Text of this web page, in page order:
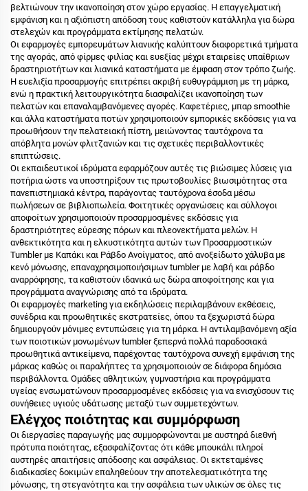
βελτιώνουν την ικανοποίηση στον χώρο εργασίας. Η επαγγελματική
εμφάνιση και η αξιόπιστη απόδοση τους καθιστούν κατάλληλα για δώρα
στελεχών και προγράμματα εκτίμησης πελατών.
Οι εφαρμογές εμπορευμάτων λιανικής καλύπτουν διαφορετικά τμήματα
της αγοράς, από φίρμες φιλίας και ευεξίας μέχρι εταιρείες υπαίθριων
δραστηριοτήτων και λιανικά καταστήματα με έμφαση στον τρόπο ζωής.
Η ευελιξία προσαρμογής επιτρέπει ακριβή ευθυγράμμιση με τη μάρκα,
ενώ η πρακτική λειτουργικότητα διασφαλίζει ικανοποίηση των
πελατών και επαναλαμβανόμενες αγορές. Καφετέριες, μπαρ smoothie
και άλλα καταστήματα ποτών χρησιμοποιούν εμπορικές εκδόσεις για να
προωθήσουν την πελατειακή πίστη, μειώνοντας ταυτόχρονα τα
απόβλητα μονών φλιτζανιών και τις σχετικές περιβαλλοντικές
επιπτώσεις.
Οι εκπαιδευτικοί ιδρύματα εφαρμόζουν αυτές τις βιώσιμες λύσεις για
ποτήρια ώστε να υποστηρίξουν τις πρωτοβουλίες βιωσιμότητας στα
πανεπιστημιακά κέντρα, παράγοντας ταυτόχρονα έσοδα μέσω
πωλήσεων σε βιβλιοπωλεία. Φοιτητικές οργανώσεις και σύλλογοι
αποφοίτων χρησιμοποιούν προσαρμοσμένες εκδόσεις για
δραστηριότητες εύρεσης πόρων και πλεονεκτήματα μελών. Η
ανθεκτικότητα και η ελκυστικότητα αυτών των Προσαρμοστικών
Tumbler με Καπάκι και Ράβδο Ανοίγματος, από ανοξείδωτο χάλυβα με
κενό μόνωσης, επαναχρησιμοποιήσιμων tumbler με λαβή και ράβδο
αναρρόφησης, τα καθιστούν ιδανικά ως δώρα αποφοίτησης και για
προγράμματα αναγνώρισης από τα ιδρύματα.
Οι εφαρμογές marketing για εκδηλώσεις περιλαμβάνουν εκθέσεις,
συνέδρια και προωθητικές εκστρατείες, όπου τα ξεχωριστά δώρα
δημιουργούν μόνιμες εντυπώσεις για τη μάρκα. Η αντιλαμβανόμενη αξία
των ποιοτικών μονωμένων tumbler ξεπερνά πολλά παραδοσιακά
προωθητικά αντικείμενα, παρέχοντας ταυτόχρονα συνεχή εμφάνιση της
μάρκας καθώς οι παραλήπτες τα χρησιμοποιούν σε διάφορα δημόσια
περιβάλλοντα. Ομάδες αθλητικών, γυμναστήρια και προγράμματα
υγείας ενσωματώνουν προσαρμοσμένες εκδόσεις για να ενισχύσουν τις
συνήθειες υγιούς υδάτωσης μεταξύ των συμμετεχόντων.
Ελέγχος ποιότητας και συμμόρφωση
Οι διεργασίες παραγωγής μας συμμορφώνονται με αυστηρά διεθνή
πρότυπα ποιότητας, εξασφαλίζοντας ότι κάθε μπουκάλι πληροί
αυστηρές απαιτήσεις απόδοσης και ασφάλειας. Οι εκτεταμένες
διαδικασίες δοκιμών επαληθεύουν την αποτελεσματικότητα της
μόνωσης, τη στεγανότητα και την ασφάλεια των υλικών σε όλες τις